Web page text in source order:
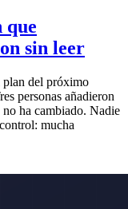
que
sin leer
plan del próximo
personas añadieron
ha cambiado. Nadie
mucha